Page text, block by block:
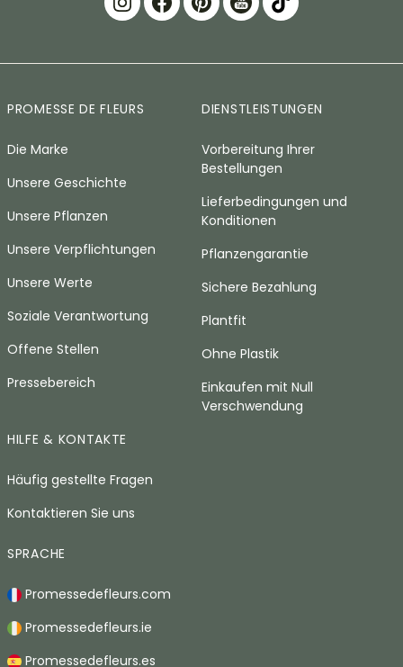
PROMESSE DE FLEURS
Die Marke
Unsere Geschichte
Unsere Pflanzen
Unsere Verpflichtungen
Unsere Werte
Soziale Verantwortung
Offene Stellen
Pressebereich
DIENSTLEISTUNGEN
Vorbereitung Ihrer
Bestellungen
Lieferbedingungen und
Konditionen
Pflanzengarantie
Sichere Bezahlung
Plantfit
Ohne Plastik
Einkaufen mit Null
Verschwendung
HILFE & KONTAKTE
Häufig gestellte Fragen
Kontaktieren Sie uns
SPRACHE
Promessedefleurs.com
Promessedefleurs.ie
Promessedefleurs.es